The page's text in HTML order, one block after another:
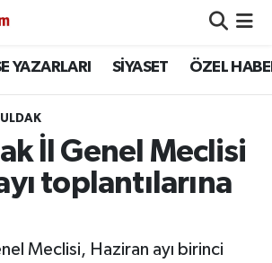
YAZARLARI SİYASET ÖZEL
İl Genel Meclisi
toplantılarına
Meclisi, Haziran ayı birinci
Eczaneler
Durumu
Vakitleri
Yoğunluk Haritası
Durumu ve Fikstür